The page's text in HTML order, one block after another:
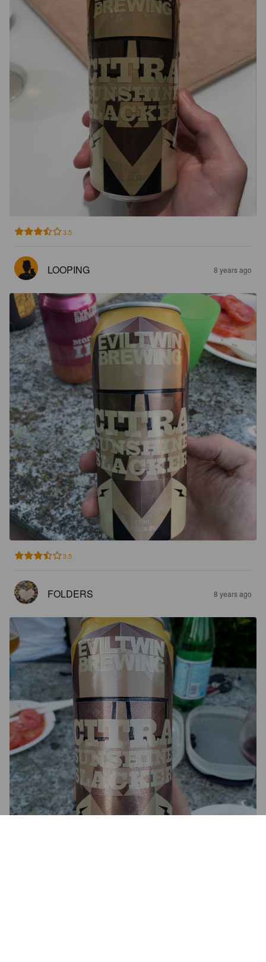
3.5
LOOPING 8 years ago
3.5
FOLDERS 8 years ago